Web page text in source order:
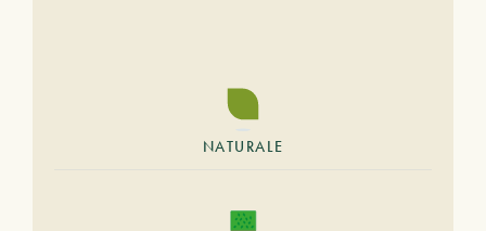
NATURALE